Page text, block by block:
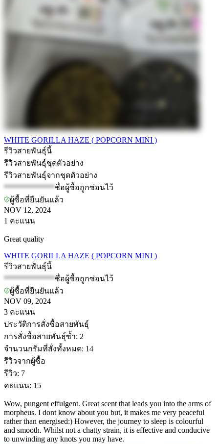
WHITE GORILLA HAZE ( POPCORN MINI )
รีวิวสายพันธุ์นี้
รีวิวสายพันธุ์ชุดตัวอย่าง
รีวิวสายพันธุ์จากชุดตัวอย่าง
*************ชื่อผู้ซื้อถูกซ่อนไว้
ผู้ซื้อที่ยืนยันแล้ว
NOV 12, 2024
1 คะแนน
Great quality
WHITE GORILLA HAZE ( POPCORN MINI )
รีวิวสายพันธุ์นี้
*************ชื่อผู้ซื้อถูกซ่อนไว้
ผู้ซื้อที่ยืนยันแล้ว
NOV 09, 2024
3 คะแนน
ประวัติการสั่งซื้อสายพันธุ์
การสั่งซื้อสายพันธุ์ซ้ำ: 2
จำนวนกรัมที่สั่งทั้งหมด: 14
รีวิวจากผู้ซื้อ
รีวิว: 7
คะแนน: 15
Wow, pungent effulgent. Great scent that leads you into the arms of
morpheus. I dont know about you but, it makes me very peaceful
rather than energised:) However, the journey to sleep is colourful
and smooth. Whilst not a chatty strain, it is effective and conducive
to unwinding any knots you may have.